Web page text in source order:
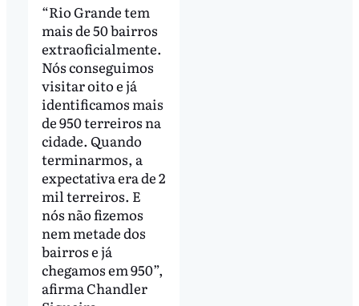
“Rio Grande tem
mais de 50 bairros
extraoficialmente.
Nós conseguimos
visitar oito e já
identificamos mais
de 950 terreiros na
cidade. Quando
terminarmos, a
expectativa era de 2
mil terreiros. E
nós não fizemos
nem metade dos
bairros e já
chegamos em 950”,
afirma Chandler